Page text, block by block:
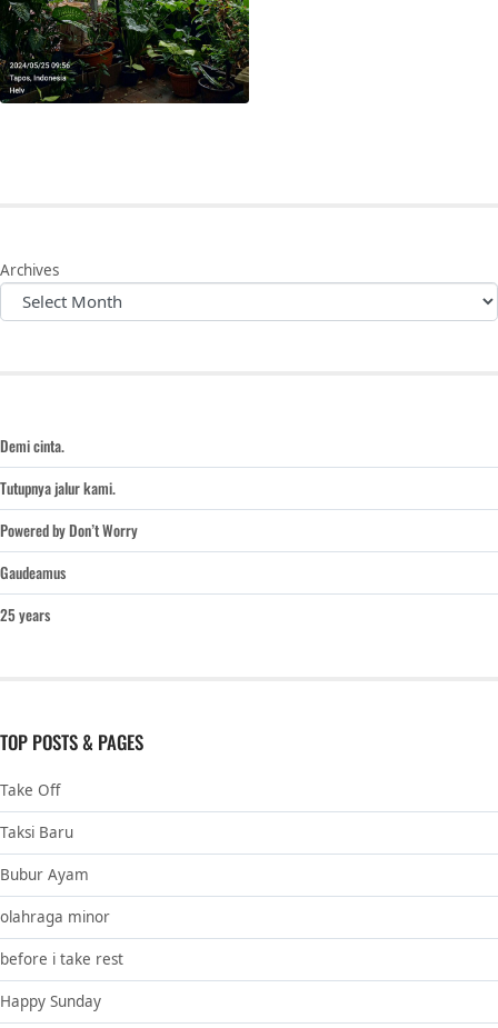
Archives
Demi cinta.
Tutupnya jalur kami.
Powered by Don’t Worry
Gaudeamus
25 years
TOP POSTS & PAGES
Take Off
Taksi Baru
Bubur Ayam
olahraga minor
before i take rest
Happy Sunday